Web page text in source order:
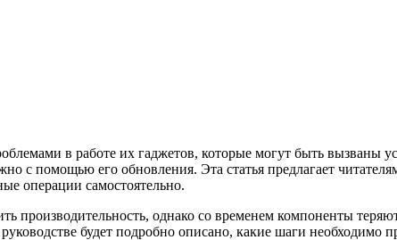
в работе их гаджетов, которые могут быть вызваны
с помощью его обновления. Эта статья предлагает
операции самостоятельно.
однако со временем компоненты
будет подробно описано, какие шаги необходимо